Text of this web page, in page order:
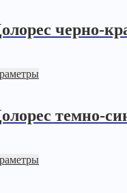
черно-
темно-